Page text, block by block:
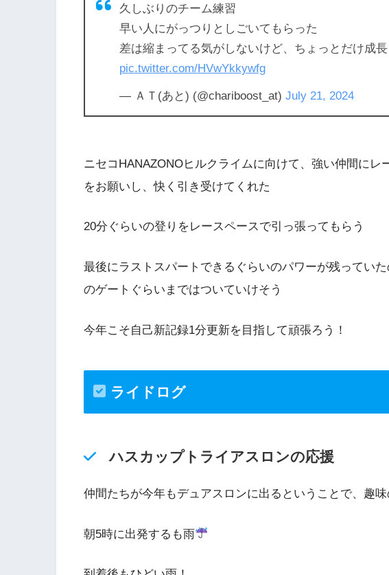
久しぶりのチーム練習
早い人にがっつりとしごいてもらった
差は縮まってる気がしないけど、ちょっとだけ成
pic.twitter.com/HVwYkkywfg
— ＡＴ(あと) (@chariboost_at) July 21, 2024
ニセコHANAZONOヒルクライムに向けて、強い仲間にレ
をお願いし、快く引き受けてくれた
20分ぐらいの登りをレースペースで引っ張ってもらう
最後にラストスパートできるぐらいのパワーが残ってい
のゲートぐらいまではついていけそう
今年こそ自己新記録1分更新を目指して頑張ろう！
ライドログ
ハスカップトライアスロンの応援
仲間たちが今年もデュアスロンに出るということで、趣
朝5時に出発するも雨